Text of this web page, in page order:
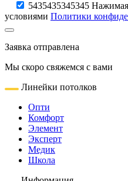
5435435345345 Нажимая
условиями Политики
Заявка отправлена
Мы скоро свяжемся с вами
Линейки потолков
Опти
Комфорт
Элемент
Эксперт
Медик
Школа